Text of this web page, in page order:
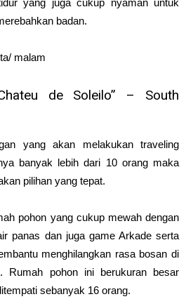
yang juga cukup nyaman untuk
badan.
malam
de Soleilo” – South
yang akan melakukan traveling
banyak lebih dari 10 orang maka
pilihan yang tepat.
pohon yang cukup mewah dengan
panas dan juga game Arkade serta
menghilangkan rasa bosan di
Rumah pohon ini berukuran besar
sebanyak 16 orang.